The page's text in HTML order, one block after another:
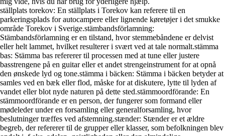
ställplats torekov: En ställplats i Torekov kan referere til en
parkeringsplads for autocampere eller lignende køretøjer i det smukke
område Torekov i Sverige.stämbandsförlamning:
Stämbandsförlamning er en tilstand, hvor stemmebåndene er delvist
eller helt lammet, hvilket resulterer i svært ved at tale normalt.stämma
bas: Stämma bas refererer til processen med at tune eller justere
basstrengene på en guitar eller et andet strengeinstrument for at opnå
den ønskede lyd og tone.stämma i bäcken: Stämma i bäcken betyder at
samles ved en bæk eller flod, måske for at diskutere, lytte til lyden af
vandet eller blot nyde naturen på dette sted.stämmoordförande: En
stämmoordförande er en person, der fungerer som formand eller
mødeleder under en forsamling eller generalforsamling, hvor
beslutninger træffes ved afstemning.stænder: Stænder er et ældre
begreb, der refererer til de grupper eller klasser, som befolkningen blev